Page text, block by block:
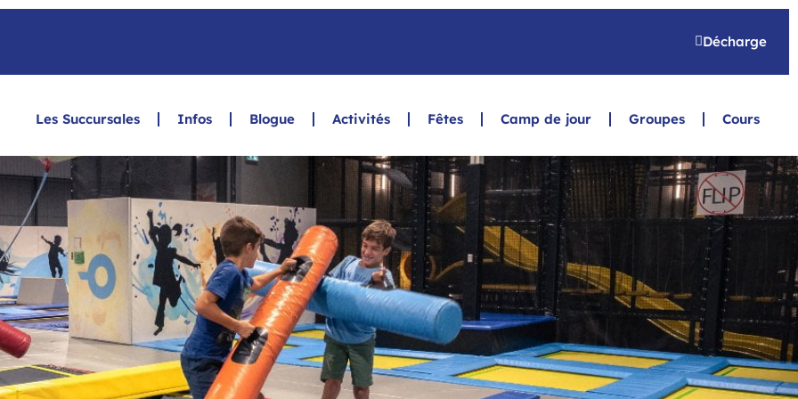
Décharge
Les Succursales Infos Blogue Activités Fêtes Camp de jour Groupes Cours